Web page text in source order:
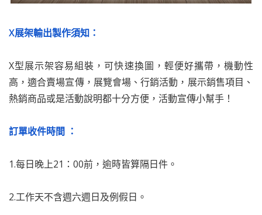
X展架輸出製作須知：
X型展示架容易組裝，可快速換圖，輕便好攜帶，機動性
高，適合賣場宣傳，展覽會場、行銷活動，展示銷售項目、
熱銷商品或是活動說明都十分方便，活動宣傳小幫手！
訂單收件時間 ：
1.每日晚上21：00前，逾時皆算隔日件。
2.工作天不含週六週日及例假日。